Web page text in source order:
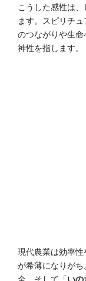
こうした感性は
ます。スピリチ
のつながりや生
神性を指します。
現代農業は効率
が希薄になりが
全、そして「い